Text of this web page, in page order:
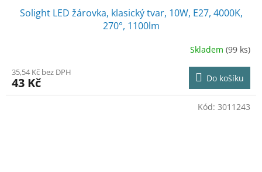
Solight LED žárovka, klasický tvar, 10W, E27, 4000K,
270°, 1100lm
Skladem (99 ks)
35,54 Kč bez DPH
43 Kč Do košíku
Kód: 3011243